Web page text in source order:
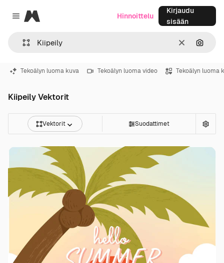
Close menu
Magnific
SelkeäHae
Hinnoittelu
Kirjaudu
sisään
Tekoälyn luoma kuva Tekoälyn luoma video Tekoälyn luoma
Kiipeily Vektorit
Vektorit Suodattimet